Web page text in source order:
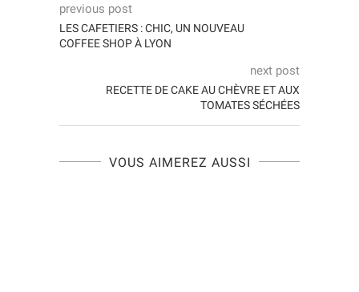
previous post
LES CAFETIERS : CHIC, UN NOUVEAU
COFFEE SHOP À LYON
next post
RECETTE DE CAKE AU CHÈVRE ET AUX
TOMATES SÉCHÉES
VOUS AIMEREZ AUSSI